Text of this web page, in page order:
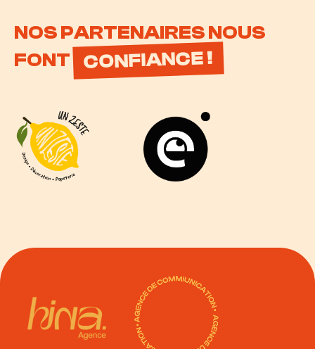
NOS PARTENAIRES NOUS
FONT CONFIANCE !